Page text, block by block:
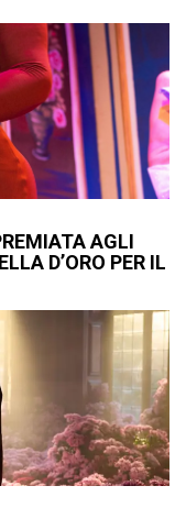
AGLI
D’ORO PER IL